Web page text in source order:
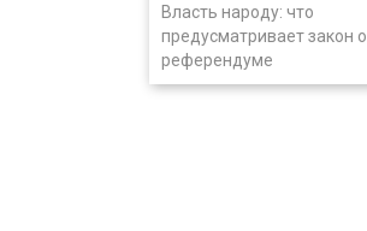
Власть народу: что
предусматривает закон о
референдуме